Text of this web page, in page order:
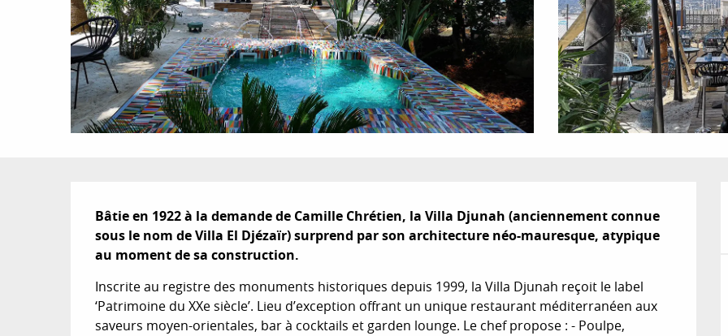
Description
Bâtie en 1922 à la demande de Camille Chrétien, la Villa Djunah (anciennement connue
sous le nom de Villa El Djézaïr) surprend par son architecture néo-mauresque, atypique
au moment de sa construction.
Inscrite au registre des monuments historiques depuis 1999, la Villa Djunah reçoit le label
‘Patrimoine du XXe siècle’. Lieu d’exception offrant un unique restaurant méditerranéen aux
saveurs moyen-orientales, bar à cocktails et garden lounge. Le chef propose : - Poulpe,